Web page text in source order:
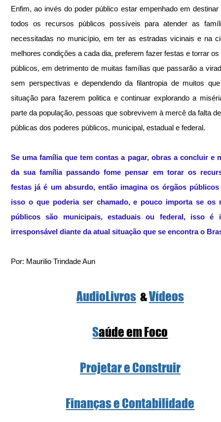
Enfim, ao invés do poder público estar empenhado em
todos os recursos públicos possíveis para atender as
necessitadas no município, em ter as estradas vicinais e na
melhores condições a cada dia, preferem fazer festas e torrar
públicos, em detrimento de muitas famílias que passarão a
sem perspectivas e dependendo da filantropia de muitos
situação para fazerem politica e continuar explorando a
parte da população, pessoas que sobrevivem à mercê da falta
públicas dos poderes públicos, municipal, estadual e federal.
Se uma família que tem contas a pagar, obras a concluir e
da sua família passando fome pensar em torar os
festas já é um absurdo, então imagina os órgãos públicos
isso o que poderia ser chamado, e pouco importa se os
públicos são municipais, estaduais ou federal, isso é
irresponsável diante da atual situação que se encontra o
Por: Maurilio Trindade Aun
AudioLivros
  &
Vídeos
Saúde em Foco
Projetar e Construir
Finanças e Contabilidade